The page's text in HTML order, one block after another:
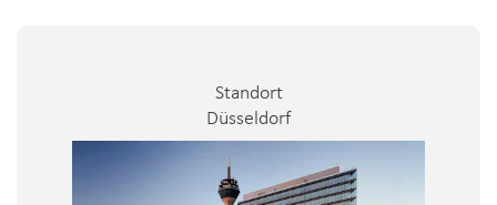
Standort
Düsseldorf